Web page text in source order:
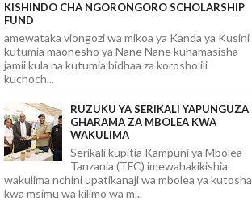
KISHINDO CHA NGORONGORO SCHOLARSHIP
FUND
amewataka viongozi wa mikoa ya Kanda ya Kusini
kutumia maonesho ya Nane Nane kuhamasisha
jamii kula na kutumia bidhaa za korosho ili
kuchoch...
RUZUKU YA SERIKALI YAPUNGUZA
GHARAMA ZA MBOLEA KWA
WAKULIMA
Serikali kupitia Kampuni ya Mbolea
Tanzania (TFC) imewahakikishia
wakulima nchini upatikanaji wa mbolea ya kutosha
kwa msimu wa kilimo wa m...